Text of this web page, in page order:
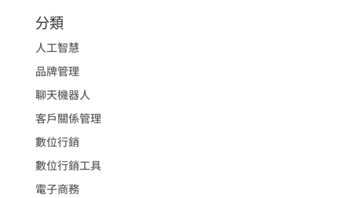
分類
人工智慧
品牌管理
聊天機器人
客戶關係管理
數位行銷
數位行銷工具
電子商務